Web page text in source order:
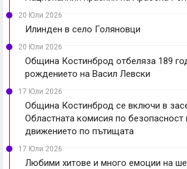
20 Юли 2026
Илинден в село Голяновци
20 Юли 2026
Община Костинброд отбеляза 189
рождението на Васил Левски
17 Юли 2026
Община Костинброд се включи в
Областната комисия по безопасност
движението по пътищата
17 Юли 2026
Любими хитове и много емоции на